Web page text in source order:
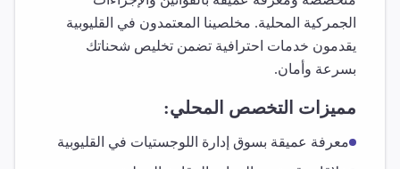
الجمركية المحلية. مخلصينا المعتمدون في القليوبية
يقدمون خدمات احترافية تضمن تخليص شحناتك
بسرعة وأمان.
مميزات التخصص المحلي:
معرفة عميقة بسوق إدارة اللوجستيات في القليوبية